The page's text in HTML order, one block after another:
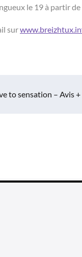
le 19 à partir
sur
to sensation – Avis +